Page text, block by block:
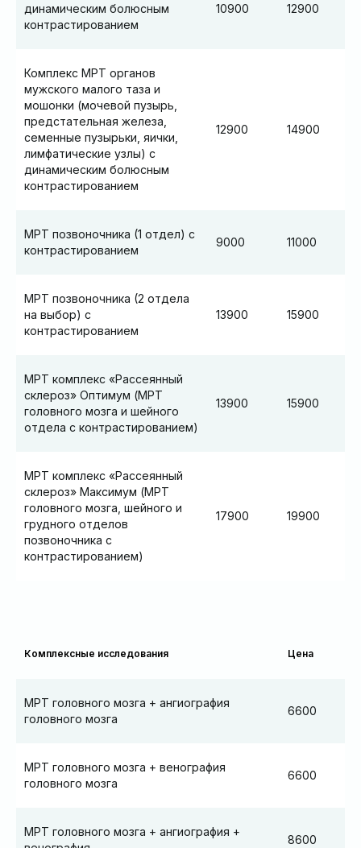
динамическим болюсным
контрастированием
10900 12900
Комплекс МРТ органов
мужского малого таза и
мошонки (мочевой пузырь,
предстательная железа,
семенные пузырьки, яички,
лимфатические узлы) с
динамическим болюсным
контрастированием
12900 14900
МРТ позвоночника (1 отдел) с
контрастированием
9000 11000
МРТ позвоночника (2 отдела
на выбор) с
контрастированием
13900 15900
МРТ комплекс «Рассеянный
склероз» Оптимум (МРТ
головного мозга и шейного
отдела с контрастированием)
13900 15900
МРТ комплекс «Рассеянный
склероз» Максимум (МРТ
головного мозга, шейного и
грудного отделов
позвоночника с
контрастированием)
17900 19900
Комплексные исследования Цена
МРТ головного мозга + ангиография
головного мозга
6600
МРТ головного мозга + венография
головного мозга
6600
МРТ головного мозга + ангиография +
8600